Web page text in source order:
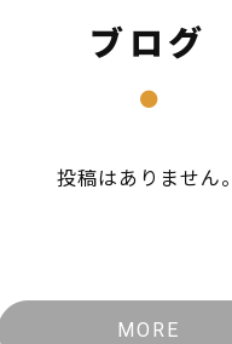
ブログ
投稿はありません。
MORE